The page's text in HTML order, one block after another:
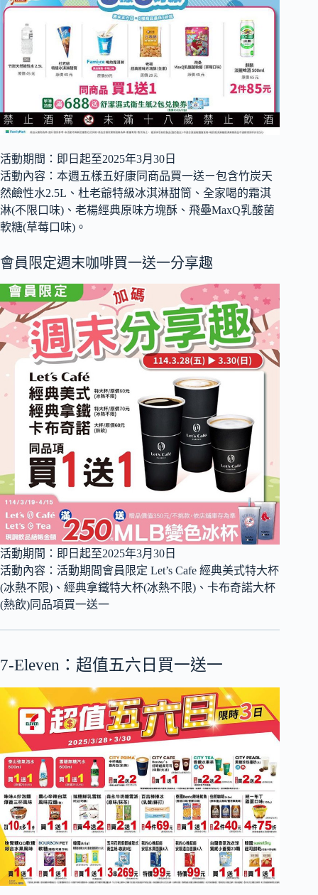
活動期間：即日起至2025年3月30日
活動內容：本週五樣五好康同商品買一送ㄧ包含竹炭天
然鹼性水2.5L、杜老爺特級冰淇淋甜筒、全家喝的霜淇
淋(不限口味)、老楊經典原味方塊酥、飛壘MaxQ乳酸菌
軟糖(草莓口味)。
會員限定週末咖啡買一送一分享趣
活動期間：即日起至2025年3月30日
活動內容：活動期間會員限定 Let’s Cafe 經典美式特大杯
(冰熱不限)、經典拿鐵特大杯(冰熱不限)、卡布奇諾大杯
(熱飲)同品項買一送一
7-Eleven：超值五六日買一送一